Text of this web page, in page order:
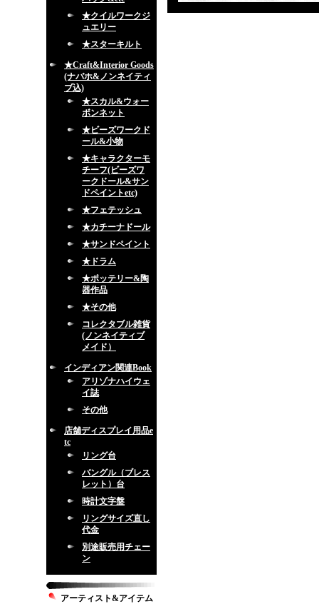
★クイルワークジ
ュエリー
★スターキルト
★Craft&Interior Goods
(ナバホ&ノンネイティ
ブ込)
★スカル&ウォー
ボンネット
★ビーズワークド
ール&小物
★キャラクターモ
チーフ(ビーズワ
ークドール&サン
ドペイントetc)
★フェテッシュ
★カチーナドール
★サンドペイント
★ドラム
★ポッテリー&陶
器作品
★その他
コレクタブル雑貨
(ノンネイティブ
メイド）
インディアン関連Book
アリゾナハイウェ
イ誌
その他
店舗ディスプレイ用品e
tc
リング台
バングル（ブレス
レット）台
時計文字盤
リングサイズ直し
代金
別途販売用チェー
ン
アーティスト&アイテム